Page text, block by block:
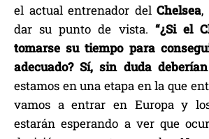
el actual entrenador del Chelsea,
dar su punto de vista. “¿Si el
tomarse su tiempo para
adecuado? Sí, sin duda
estamos en una etapa en la que
vamos a entrar en Europa y
estarán esperando a ver que